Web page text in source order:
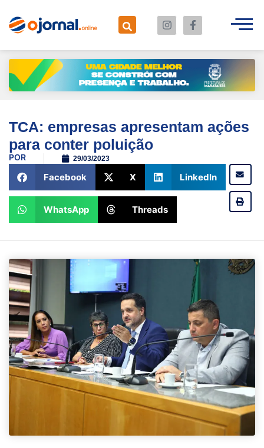
TCA: empresas apresentam ações
para conter poluição
POR 29/03/2023
Facebook X LinkedIn
WhatsApp Threads